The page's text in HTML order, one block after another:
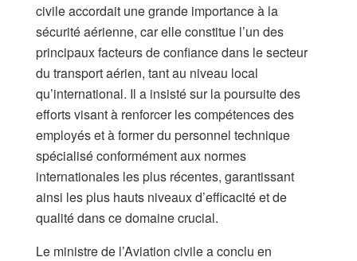
civile accordait une grande importance à la
sécurité aérienne, car elle constitue l’un des
principaux facteurs de confiance dans le secteur
du transport aérien, tant au niveau local
qu’international. Il a insisté sur la poursuite des
efforts visant à renforcer les compétences des
employés et à former du personnel technique
spécialisé conformément aux normes
internationales les plus récentes, garantissant
ainsi les plus hauts niveaux d’efficacité et de
qualité dans ce domaine crucial.
Le ministre de l’Aviation civile a conclu en